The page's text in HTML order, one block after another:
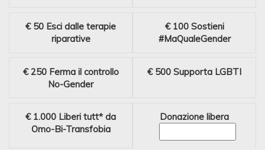
€ 50 Esci dalle terapie
riparative
€ 100 Sostieni
#MaQualeGender
€ 250 Ferma il controllo
No-Gender
€ 500 Supporta LGBTI
€ 1.000 Liberi tutt* da
Omo-Bi-Transfobia
Donazione libera